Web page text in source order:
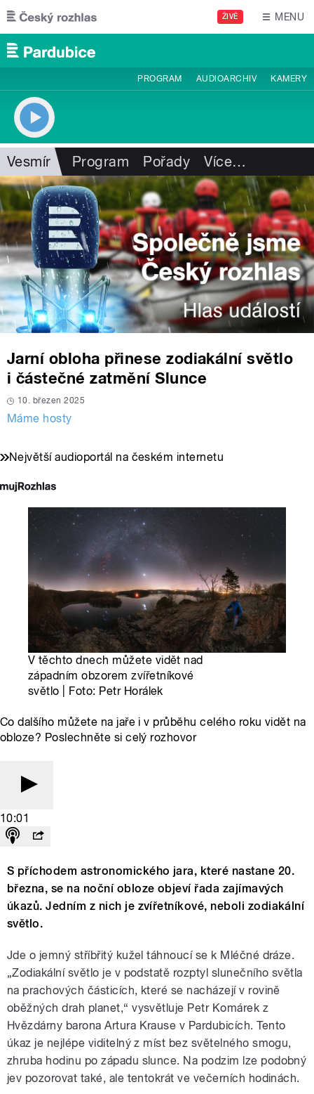
Přejít k hlavnímu obsahu
ŽIVĚ MENU
PROGRAM AUDIOARCHIV KAMERY
Vesmír Program Pořady Více…
Jarní obloha přinese zodiakální světlo
i částečné zatmění Slunce
10. březen 2025
Máme hosty
Největší audioportál na českém internetu
V těchto dnech můžete vidět nad
západním obzorem zvířetníkové
světlo | Foto: Petr Horálek
Co dalšího můžete na jaře i v průběhu celého roku vidět na
obloze? Poslechněte si celý rozhovor
10:01
S příchodem astronomického jara, které nastane 20.
března, se na noční obloze objeví řada zajímavých
úkazů. Jedním z nich je zvířetníkové, neboli zodiakální
světlo.
Jde o jemný stříbřitý kužel táhnoucí se k Mléčné dráze.
„Zodiakální světlo je v podstatě rozptyl slunečního světla
na prachových částicích, které se nacházejí v rovině
oběžných drah planet,“ vysvětluje Petr Komárek z
Hvězdárny barona Artura Krause v Pardubicích. Tento
úkaz je nejlépe viditelný z míst bez světelného smogu,
zhruba hodinu po západu slunce. Na podzim lze podobný
jev pozorovat také, ale tentokrát ve večerních hodinách.